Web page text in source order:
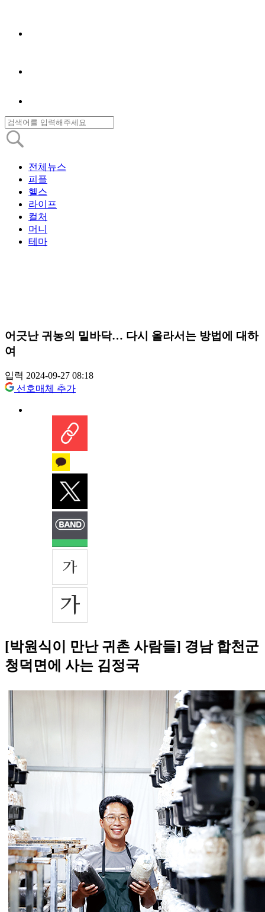
전체뉴스
피플
헬스
라이프
컬처
머니
테마
어긋난 귀농의 밑바닥… 다시 올라서는 방법에 대하
여
입력 2024-09-27 08:18
선호매체 추가
[박원식이 만난 귀촌 사람들] 경남 합천군
청덕면에 사는 김정국